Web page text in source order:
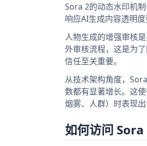
Sora 2的动态水印机
响应AI生成内容透明
人物生成的增强审核
外审核流程，这是为
信任至关重要。
从技术架构角度，
数都有显著增长。这
烟雾、人群）时表现出
如何访问